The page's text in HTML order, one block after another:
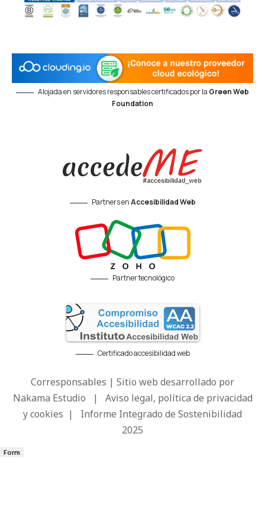
Alojada en servidores responsables certificados por la Green Web
Foundation
Partners enAccesibilidad Web
Partner tecnológico
Certificado accesibilidad web
Corresponsables | Sitio web desarrollado por
Nakama Estudio | Aviso legal, política de privacidad
y cookies | Informe Integrado de Sostenibilidad
2025
Form